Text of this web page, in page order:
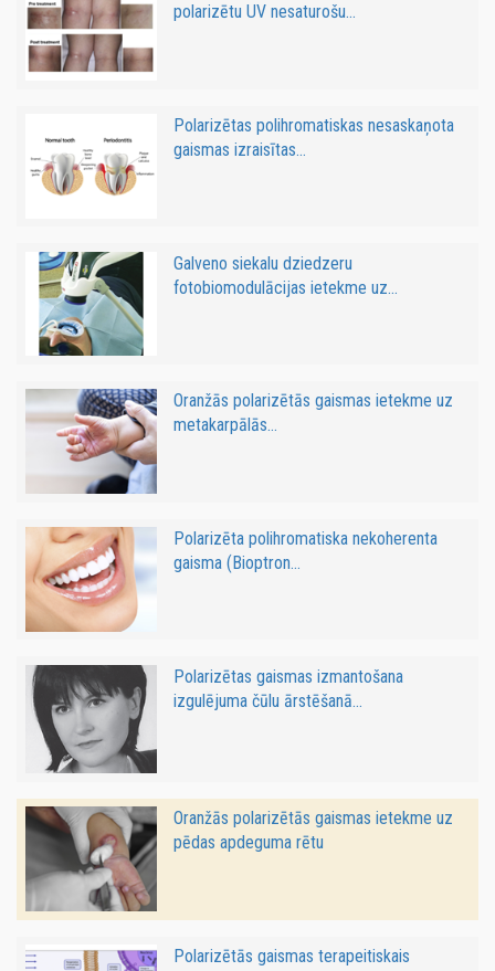
polarizētu UV nesaturošu...
Polarizētas polihromatiskas nesaskaņota
gaismas izraisītas...
Galveno siekalu dziedzeru
fotobiomodulācijas ietekme uz...
Oranžās polarizētās gaismas ietekme uz
metakarpālās...
Polarizēta polihromatiska nekoherenta
gaisma (Bioptron...
Polarizētas gaismas izmantošana
izgulējuma čūlu ārstēšanā...
Oranžās polarizētās gaismas ietekme uz
pēdas apdeguma rētu
Polarizētās gaismas terapeitiskais